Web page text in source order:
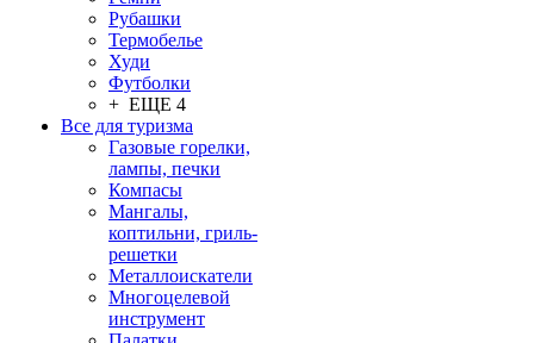
Рубашки
Термобелье
Худи
Футболки
+ ЕЩЕ 4
Все для туризма
Газовые горелки,
лампы, печки
Компасы
Мангалы,
коптильни, гриль-
решетки
Металлоискатели
Многоцелевой
инструмент